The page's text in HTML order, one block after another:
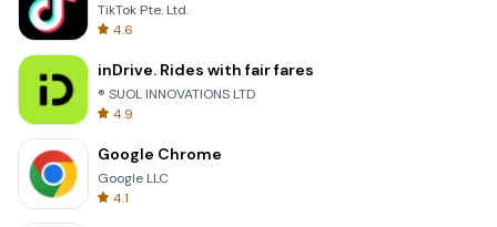
TikTok Pte. Ltd.
4.6
inDrive. Rides with fair fares
® SUOL INNOVATIONS LTD
4.9
Google Chrome
Google LLC
4.1